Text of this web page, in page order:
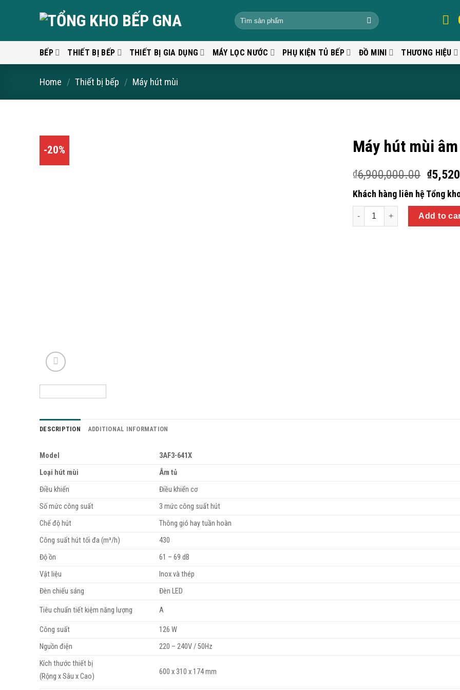
BẾP THIẾT BỊ BẾP THIẾT BỊ GIA DỤNG MÁY LỌC NƯỚC PHỤ KIỆN TỦ BẾP ĐỒ MINI THƯƠNG HIỆU
Home / Thiết bị bếp / Máy hút mùi
-20% Máy hút mùi
₫6,900,000.00 ₫
Khách hàng liên hệ Tổng
Quantity
Add to
DESCRIPTION ADDITIONAL INFORMATION
Model
3AF3-641X
Loại hút mùi
Âm tủ
Điều khiển
Điều khiển cơ
Số mức công suất
3 mức công suất hút
Chế độ hút
Thông gió hay tuần hoàn
Công suất hút tối đa (m³/h)
430
Độ ồn
61 – 69 dB
Vật liệu
Inox và thép
Đèn chiếu sáng
Đèn LED
Tiêu chuẩn tiết kiệm năng lượng A
Công suất
126 W
Nguồn điện
220 – 240V / 50Hz
Kích thước thiết bị
(Rộng x Sâu x Cao)
600 x 310 x 174 mm